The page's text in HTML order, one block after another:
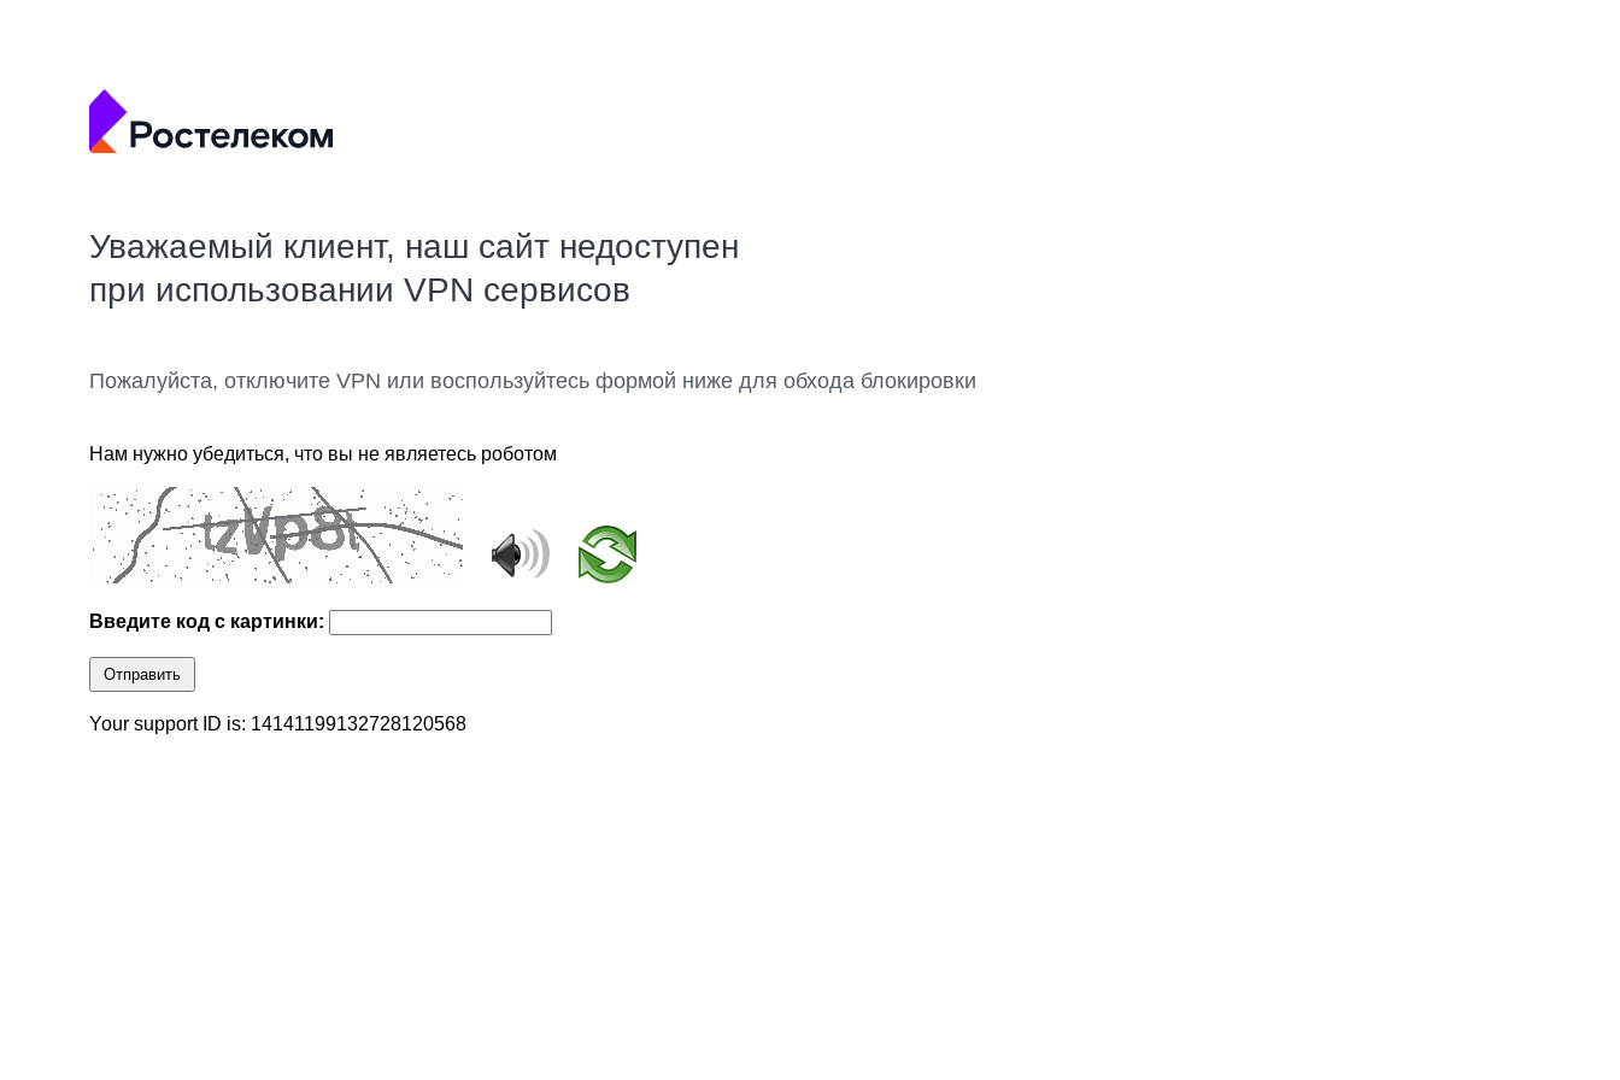
Уважаемый клиент, наш сайт недоступен
при использовании VPN сервисов
Пожалуйста, отключите VPN или воспользуйтесь формой ниже для обхода блокировки
Нам нужно убедиться, что вы не являетесь роботом
Введите код с картинки:
Отправить
Your support ID is: 14141199132728120568